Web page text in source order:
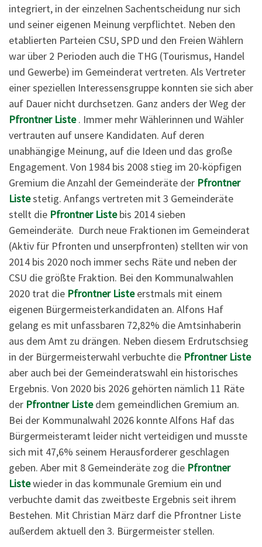
integriert, in der einzelnen Sachentscheidung nur sich
und seiner eigenen Meinung verpflichtet. Neben den
etablierten Parteien CSU, SPD und den Freien Wählern
war über 2 Perioden auch die THG (Tourismus, Handel
und Gewerbe) im Gemeinderat vertreten. Als Vertreter
einer speziellen Interessensgruppe konnten sie sich aber
auf Dauer nicht durchsetzen. Ganz anders der Weg der
Pfrontner Liste. Immer mehr Wählerinnen und Wähler
vertrauten auf unsere Kandidaten. Auf deren
unabhängige Meinung, auf die Ideen und das große
Engagement. Von 1984 bis 2008 stieg im 20-köpfigen
Gremium die Anzahl der Gemeinderäte der Pfrontner
Listestetig. Anfangs vertreten mit 3 Gemeinderäte
stellt die Pfrontner Listebis 2014 sieben
Gemeinderäte. Durch neue Fraktionen im Gemeinderat
(Aktiv für Pfronten und unserpfronten) stellten wir von
2014 bis 2020 noch immer sechs Räte und neben der
CSU die größte Fraktion. Bei den Kommunalwahlen
2020 trat die Pfrontner Listeerstmals mit einem
eigenen Bürgermeisterkandidaten an. Alfons Haf
gelang es mit unfassbaren 72,82% die Amtsinhaberin
aus dem Amt zu drängen. Neben diesem Erdrutschsieg
in der Bürgermeisterwahl verbuchte die Pfrontner Liste
aber auch bei der Gemeinderatswahl ein historisches
Ergebnis. Von 2020 bis 2026 gehörten nämlich 11 Räte
der Pfrontner Listedem gemeindlichen Gremium an.
Bei der Kommunalwahl 2026 konnte Alfons Haf das
Bürgermeisteramt leider nicht verteidigen und musste
sich mit 47,6% seinem Herausforderer geschlagen
geben. Aber mit 8 Gemeinderäte zog die Pfrontner
Listewieder in das kommunale Gremium ein und
verbuchte damit das zweitbeste Ergebnis seit ihrem
Bestehen. Mit Christian März darf die Pfrontner Liste
außerdem aktuell den 3. Bürgermeister stellen.